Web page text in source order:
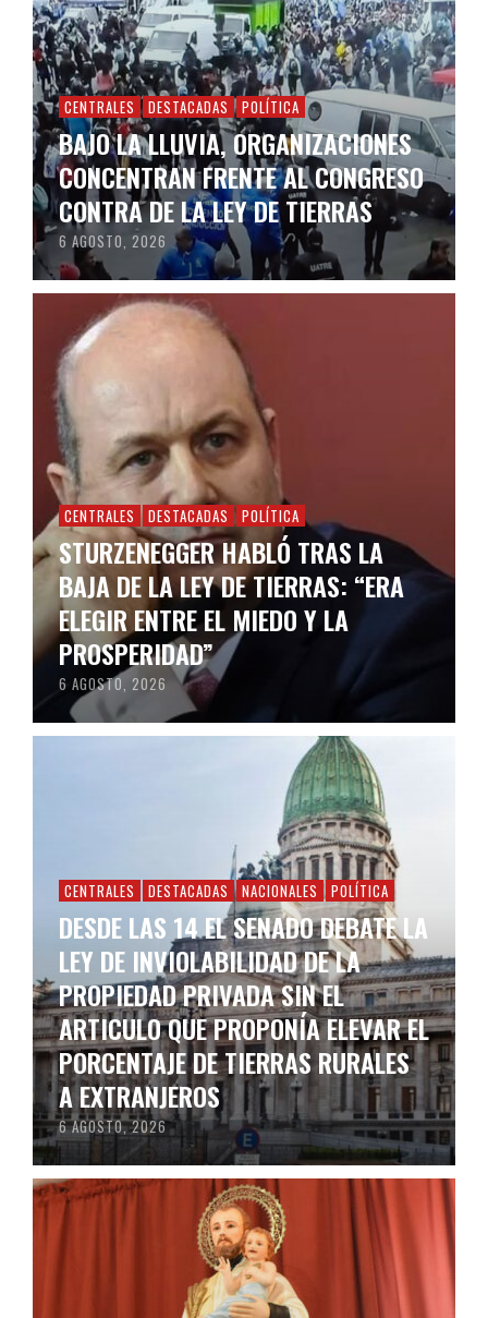
CENTRALES DESTACADAS POLÍTICA
BAJO LA LLUVIA, ORGANIZACIONES
CONCENTRAN FRENTE AL CONGRESO
CONTRA DE LA LEY DE TIERRAS
6 AGOSTO, 2026
CENTRALES DESTACADAS POLÍTICA
STURZENEGGER HABLÓ TRAS LA
BAJA DE LA LEY DE TIERRAS: “ERA
ELEGIR ENTRE EL MIEDO Y LA
PROSPERIDAD”
6 AGOSTO, 2026
CENTRALES DESTACADAS NACIONALES POLÍTICA
DESDE LAS 14 EL SENADO DEBATE LA
LEY DE INVIOLABILIDAD DE LA
PROPIEDAD PRIVADA SIN EL
ARTICULO QUE PROPONÍA ELEVAR EL
PORCENTAJE DE TIERRAS RURALES
A EXTRANJEROS
6 AGOSTO, 2026